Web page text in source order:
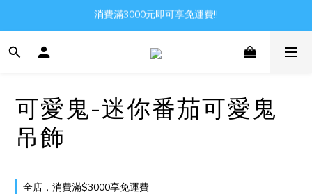
Gather all the joys in the world
消費滿3000元即可享免運費!!
可愛鬼-迷你番茄可愛鬼
吊飾
全店，消費滿$3000享免運費